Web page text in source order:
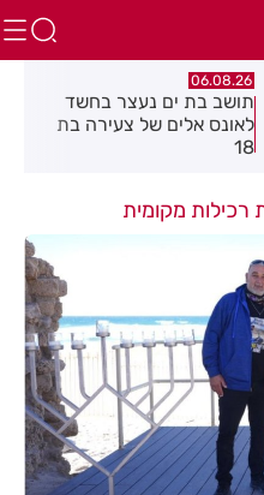
06.08.26
תושב בת ים נעצר בחשד
לאונס אלים של צעירה בת
18
רכילות מקומית